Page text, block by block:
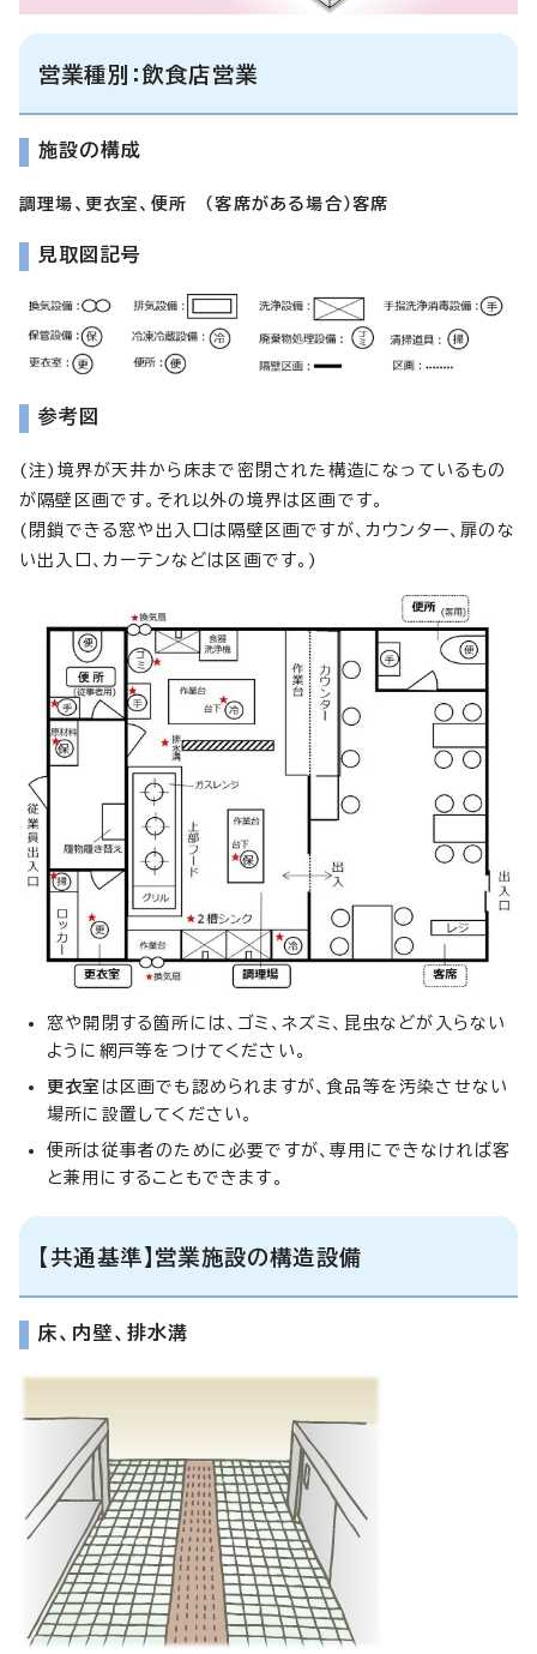
営業種別：飲食店営業
施設の構成
調理場、更衣室、便所 （客席がある場合）客席
見取図記号
参考図
(注)境界が天井から床まで密閉された構造になっているもの
が隔壁区画です。それ以外の境界は区画です。
(閉鎖できる窓や出入口は隔壁区画ですが、カウンター、扉のな
い出入口、カーテンなどは区画です。)
窓や開閉する箇所には、ゴミ、ネズミ、昆虫などが入らない
ように網戸等をつけてください。
更衣室 は区画でも認められますが、食品等を汚染させない
場所に設置してください。
便所は従事者のために必要ですが、専用にできなければ客
と兼用にすることもできます。
【共通基準】営業施設の構造設備
床、内壁、排水溝